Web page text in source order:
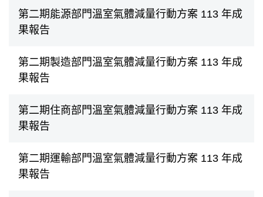
第二期能源部門溫室氣體減量行動方案 113 年成
果報告
第二期製造部門溫室氣體減量行動方案 113 年成
果報告
第二期住商部門溫室氣體減量行動方案 113 年成
果報告
第二期運輸部門溫室氣體減量行動方案 113 年成
果報告